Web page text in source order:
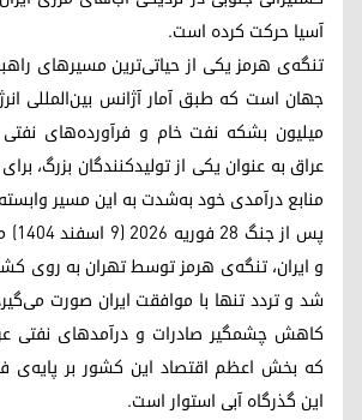
آسیا حرکت کرده است.
تنگه‌ی هرمز یکی از حیاتی‌ترین مسیرهای
میلیون بشکه نفت خام و فرآورده‌های
منابع درآمدی خود به‌شدت به این مسیر
پس
و ایران، تنگه‌ی هرمز توسط تهران به روی
شد و تردد تنها با موافقت ایران صورت
کاهش چشمگیر صادرات و درآمدهای نفتی
که بخش اعظم اقتصاد این کشور بر
این گذرگاه آبی استوار است.